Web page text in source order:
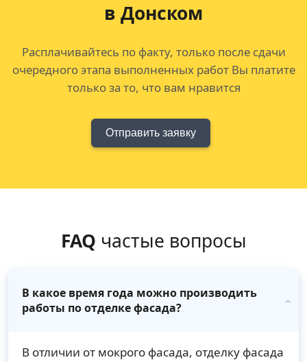
в Донском
Расплачивайтесь по факту, только после сдачи
очередного этапа выполненных работ Вы платите
только за то, что вам нравится
Отправить заявку
FAQ частые вопросы
В какое время года можно производить
работы по отделке фасада?
В отличии от мокрого фасада, отделку фасада